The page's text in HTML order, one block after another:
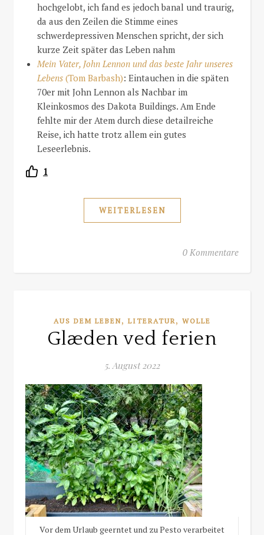
hochgelobt, ich fand es jedoch banal und traurig,
da aus den Zeilen die Stimme eines
schwerdepressiven Menschen spricht, der sich
kurze Zeit später das Leben nahm
Mein Vater, John Lennon und das beste Jahr unseres
Lebens (Tom Barbash): Eintauchen in die späten
70er mit John Lennon als Nachbar im
Kleinkosmos des Dakota Buildings. Am Ende
fehlte mir der Atem durch diese detailreiche
Reise, ich hatte trotz allem ein gutes
Leseerlebnis.
1
WEITERLESEN
0 Kommentare
AUS DEM LEBEN, LITERATUR, WOLLE
Glæden ved ferien
5. August 2022
Vor dem Urlaub geerntet und zu Pesto verarbeitet